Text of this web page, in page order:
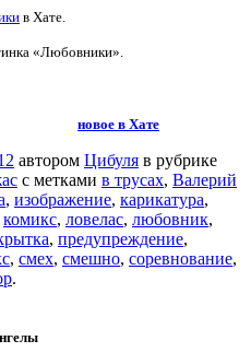
в Хате.
«Любовники».
новое в Хате
автором Цибуля в рубрике
с метками в трусах, Валерий
, изображение, карикатура,
комикс, ловелас, любовник,
, предупреждение,
, смех, смешно, соревнование,
.